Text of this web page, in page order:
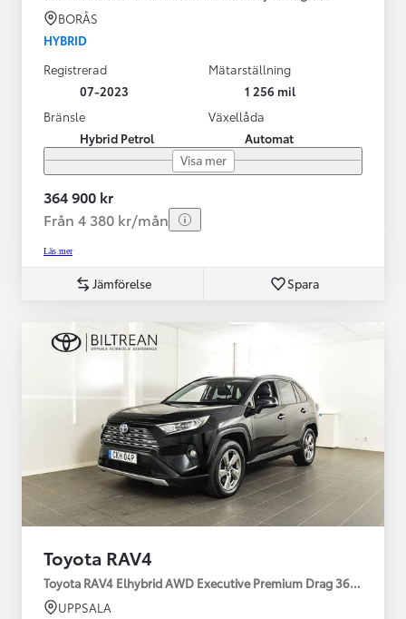
BORÅS
HYBRID
Registrerad
07-2023
Mätarställning
1 256 mil
Bränsle
Hybrid Petrol
Växellåda
Automat
Visa mer
364 900 kr
Från 4 380 kr/mån
Läs mer
Jämförelse Spara
Toyota RAV4
Toyota RAV4 Elhybrid AWD Executive Premium Drag 360-kamera
UPPSALA